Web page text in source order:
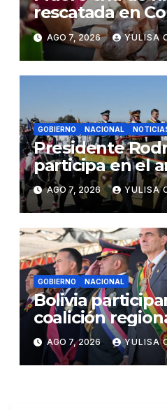
rescatada en
recibir atención
AGO 7, 2026 YULISA
GOBIERNO NACIONAL
Presidente
participa en el
las Fuerzas
AGO 7, 2026 YULISA
GOBIERNO NACIONAL
Bolivia
coalición
cárteles del
AGO 7, 2026 YULISA